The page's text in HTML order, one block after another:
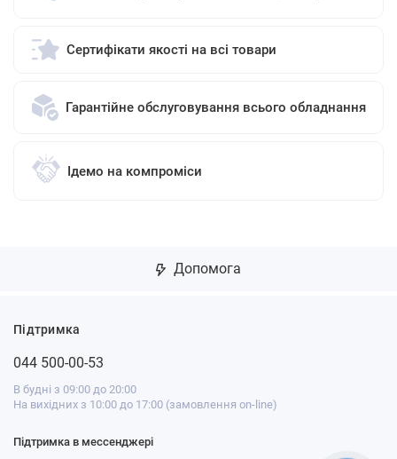
Сертифікати якості на всі товари
Гарантійне обслуговування всього обладнання
Ідемо на компроміси
Допомога
Підтримка
044 500-00-53
В будні з 09:00 до 20:00
На вихідних з 10:00 до 17:00 (замовлення on-line)
Підтримка в мессенджері